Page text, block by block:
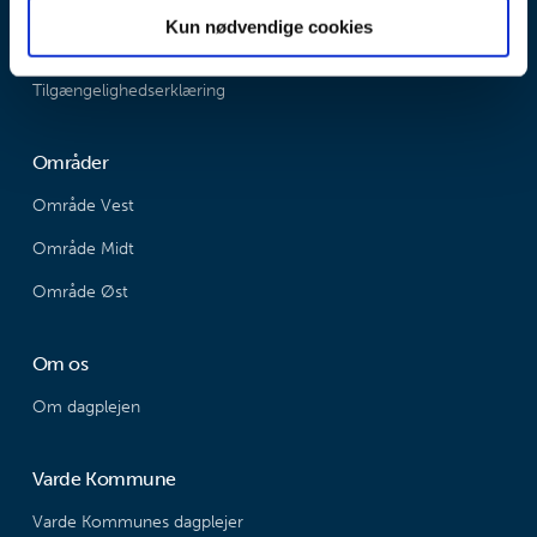
Kun nødvendige cookies
Email: dagplejen@varde.dk
Tilgængelighedserklæring
Områder
Område Vest
Område Midt
Område Øst
Om os
Om dagplejen
Varde Kommune
Varde Kommunes dagplejer